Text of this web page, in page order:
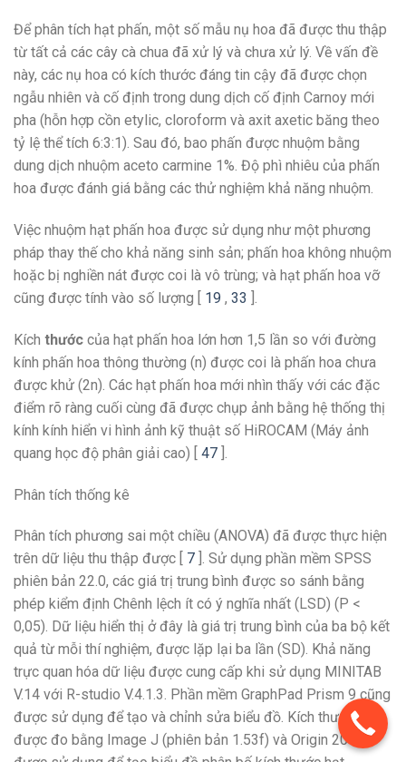
Để phân tích hạt phấn, một số mẫu nụ hoa đã được thu thập
từ tất cả các cây cà chua đã xử lý và chưa xử lý. Về vấn đề
này, các nụ hoa có kích thước đáng tin cậy đã được chọn
ngẫu nhiên và cố định trong dung dịch cố định Carnoy mới
pha (hỗn hợp cồn etylic, cloroform và axit axetic băng theo
tỷ lệ thể tích 6:3:1). Sau đó, bao phấn được nhuộm bằng
dung dịch nhuộm aceto carmine 1%. Độ phì nhiêu của phấn
hoa được đánh giá bằng các thử nghiệm khả năng nhuộm.
Việc nhuộm hạt phấn hoa được sử dụng như một phương
pháp thay thế cho khả năng sinh sản; phấn hoa không nhuộm
hoặc bị nghiền nát được coi là vô trùng; và hạt phấn hoa vỡ
cũng được tính vào số lượng [ 19 , 33 ].
Kích thước của hạt phấn hoa lớn hơn 1,5 lần so với đường
kính phấn hoa thông thường (n) được coi là phấn hoa chưa
được khử (2n). Các hạt phấn hoa mới nhìn thấy với các đặc
điểm rõ ràng cuối cùng đã được chụp ảnh bằng hệ thống thị
kính kính hiển vi hình ảnh kỹ thuật số HiROCAM (Máy ảnh
quang học độ phân giải cao) [ 47 ].
Phân tích thống kê
Phân tích phương sai một chiều (ANOVA) đã được thực hiện
trên dữ liệu thu thập được [ 7 ]. Sử dụng phần mềm SPSS
phiên bản 22.0, các giá trị trung bình được so sánh bằng
phép kiểm định Chênh lệch ít có ý nghĩa nhất (LSD) (P <
0,05). Dữ liệu hiển thị ở đây là giá trị trung bình của ba bộ kết
quả từ mỗi thí nghiệm, được lặp lại ba lần (SD). Khả năng
trực quan hóa dữ liệu được cung cấp khi sử dụng MINITAB
V.14 với R-studio V.4.1.3. Phần mềm GraphPad Prism 9 cũng
được sử dụng để tạo và chỉnh sửa biểu đồ. Kích thước hạt
được đo bằng Image J (phiên bản 1.53f) và Origin 2018